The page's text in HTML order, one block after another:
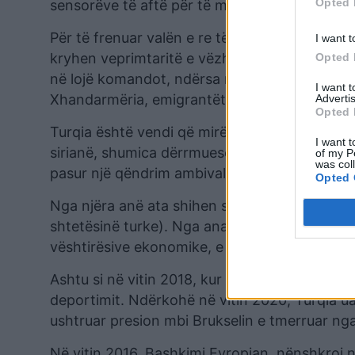
I want
Opted
I want
Opted
I want
of my
was
Opted
sensorëve të aftë për të monitoruar lëvizjet
Për të frenuar valën e re të refugjatëve,
kryhen veprimtaritë e vëzhgimit, patrullimit,
në lojë komandot, ndërsa në fazën e tretë,
Xhandarmëria, emigrantët arrestohen dhe
Turqia është vendi që mirëpret numrin më
sirianë, shumica dërrmuese e të cilëve
pasur një qëndrim ambivalent ndaj sirianëve.
Nga njëra anë ata shihen si një bllok
shtetësinë turke). Nga ana tjetër janë
vështirësive ekonomike, e cila aktivizohet në
Ashtu si në vitin 2018, kur pas krizës
deportimit. Ndërkohë në vitin 2020, Turqia
ushtruar presion mbi Brukselin e tmerruar